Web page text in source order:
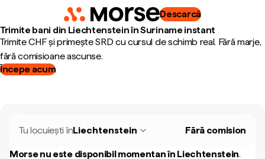
Descarcă
Trimite bani din Liechtenstein în Suriname instant
Trimite CHF și primește SRD cu cursul de schimb real. Fără marje,
fără comisioane ascunse.
Începe acum
Tu locuiești înLiechtenstein Fără comision
Morse nu este disponibil momentan în Liechtenstein.